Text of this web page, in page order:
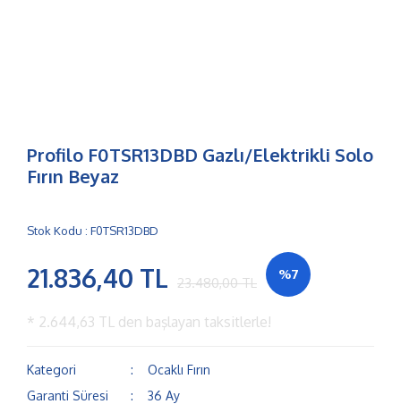
Profilo F0TSR13DBD Gazlı/Elektrikli Solo
Fırın Beyaz
Stok Kodu : F0TSR13DBD
21.836,40 TL 23.480,00 TL
%7
* 2.644,63 TL den başlayan taksitlerle!
Kategori
Ocaklı Fırın
Garanti Süresi
36 Ay